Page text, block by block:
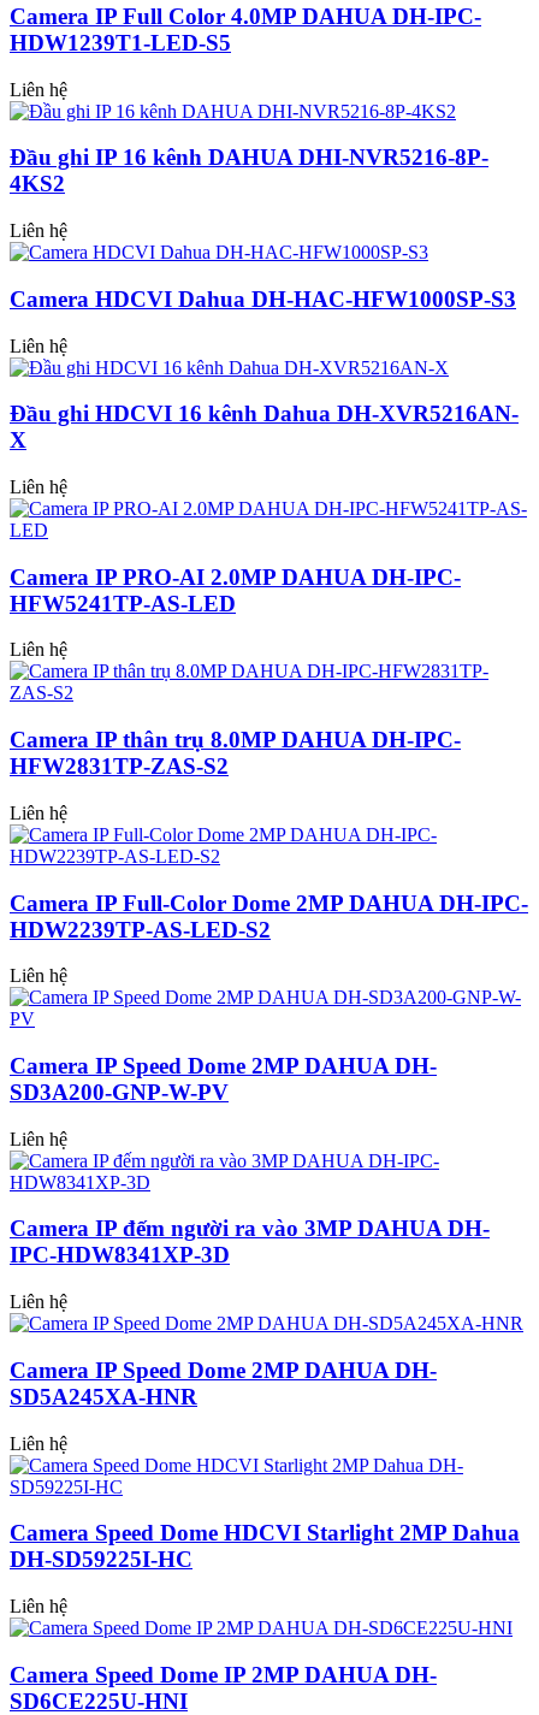
Camera IP Full Color 4.0MP DAHUA DH-IPC-
HDW1239T1-LED-S5
Liên hệ
Đầu ghi IP 16 kênh DAHUA DHI-NVR5216-8P-
4KS2
Liên hệ
Camera HDCVI Dahua DH-HAC-HFW1000SP-S3
Liên hệ
Đầu ghi HDCVI 16 kênh Dahua DH-XVR5216AN-
X
Liên hệ
Camera IP PRO-AI 2.0MP DAHUA DH-IPC-
HFW5241TP-AS-LED
Liên hệ
Camera IP thân trụ 8.0MP DAHUA DH-IPC-
HFW2831TP-ZAS-S2
Liên hệ
Camera IP Full-Color Dome 2MP DAHUA DH-IPC-
HDW2239TP-AS-LED-S2
Liên hệ
Camera IP Speed Dome 2MP DAHUA DH-
SD3A200-GNP-W-PV
Liên hệ
Camera IP đếm người ra vào 3MP DAHUA DH-
IPC-HDW8341XP-3D
Liên hệ
Camera IP Speed Dome 2MP DAHUA DH-
SD5A245XA-HNR
Liên hệ
Camera Speed Dome HDCVI Starlight 2MP Dahua
DH-SD59225I-HC
Liên hệ
Camera Speed Dome IP 2MP DAHUA DH-
SD6CE225U-HNI